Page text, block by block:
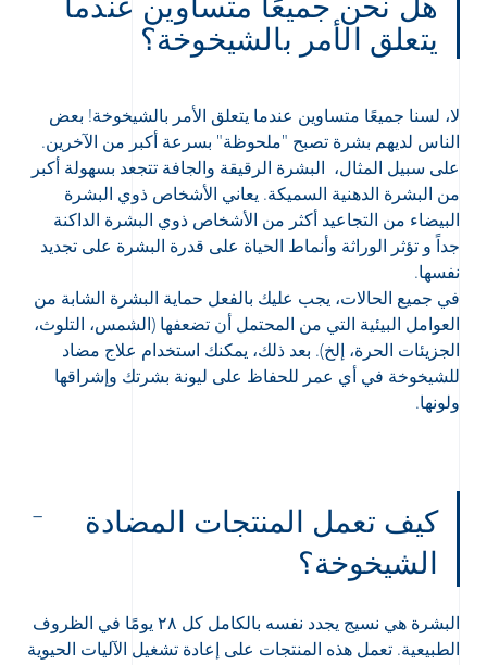
يتعلق الأمر بالشيخوخة؟
لا، لسنا جميعًا متساوين عندما يتعلق الأمر بالشيخوخة! بعض
الناس لديهم بشرة تصبح "ملحوظة" بسرعة أكبر من الآخرين.
على سبيل المثال، البشرة الرقيقة والجافة تتجعد بسهولة أكبر
من البشرة الدهنية السميكة. يعاني الأشخاص ذوي البشرة
البيضاء من التجاعيد أكثر من الأشخاص ذوي البشرة الداكنة
جداً و تؤثر الوراثة وأنماط الحياة على قدرة البشرة على تجديد
نفسها.
في جميع الحالات، يجب عليك بالفعل حماية البشرة الشابة من
العوامل البيئية التي من المحتمل أن تضعفها (الشمس، التلوث،
الجزيئات الحرة، إلخ). بعد ذلك، يمكنك استخدام علاج مضاد
للشيخوخة في أي عمر للحفاظ على ليونة بشرتك وإشراقها
ولونها.
كيف تعمل المنتجات المضادة
الشيخوخة؟
البشرة هي نسيج يجدد نفسه بالكامل كل ٢٨ يومًا في الظروف
الطبيعية. تعمل هذه المنتجات على إعادة تشغيل الآليات الحيوية